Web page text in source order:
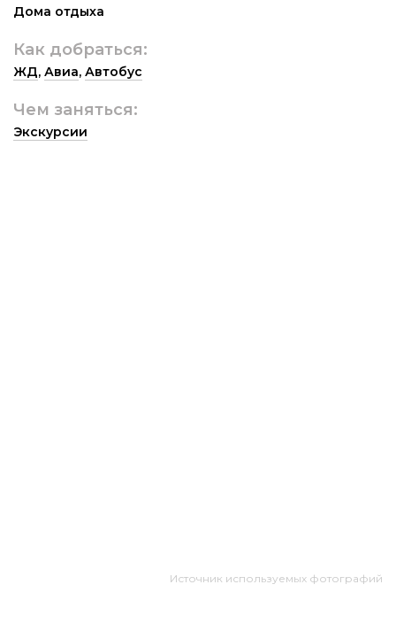
Дома отдыха
Как добраться:
ЖД, Авиа, Автобус
Чем заняться:
Экскурсии
Источник используемых фотографий